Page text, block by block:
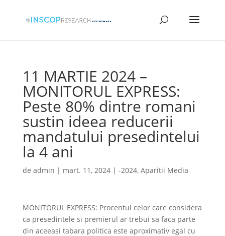
11 MARTIE 2024 –
MONITORUL EXPRESS:
Peste 80% dintre romani
sustin ideea reducerii
mandatului presedintelui
la 4 ani
de admin | mart. 11, 2024| -2024, Aparitii Media
MONITORUL EXPRESS: Procentul celor care considera
ca presedintele si premierul ar trebui sa faca parte
din aceeasi tabara politica este aproximativ egal cu